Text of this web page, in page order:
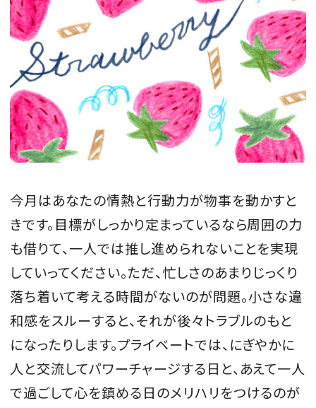
MAGAZINE
会員登録
Log in or Sign up
SPUR読者のためのメンバーシッププログラム
ログイン・新規会員登録
FOLLOW US
今月はあなたの情熱と行動力が物事を動かすと
きです。目標がしっかり定まっているなら周囲の力
も借りて、一人では推し進められないことを実現
していってください。ただ、忙しさのあまりじっくり
落ち着いて考える時間がないのが問題。小さな違
和感をスルーすると、それが後々トラブルのもと
になったりします。プライベートでは、にぎやかに
人と交流してパワーチャージする日と、あえて一人
で過ごして心を鎮める日のメリハリをつけるのが